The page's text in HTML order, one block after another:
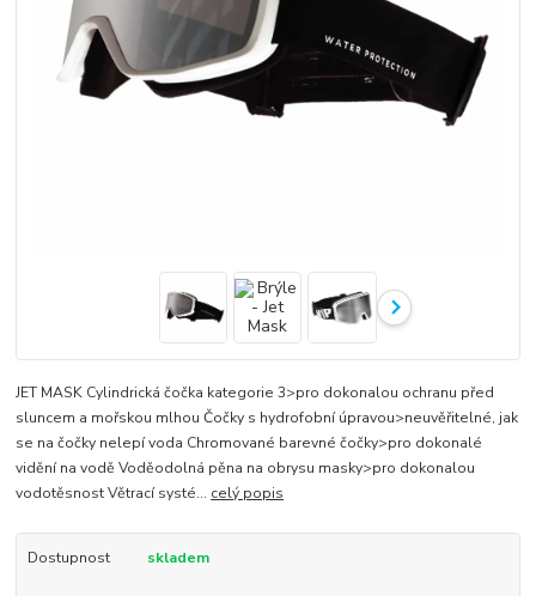
JET MASK Cylindrická čočka kategorie 3>pro dokonalou ochranu před
sluncem a mořskou mlhou Čočky s hydrofobní úpravou>neuvěřitelné, jak
se na čočky nelepí voda Chromované barevné čočky>pro dokonalé
vidění na vodě Voděodolná pěna na obrysu masky>pro dokonalou
vodotěsnost Větrací systé... celý popis
Dostupnost skladem